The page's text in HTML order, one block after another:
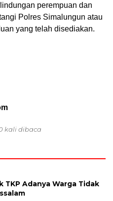
perempuan dan
Polres Simalungun atau
yang telah disediakan.
kali dibaca
TKP Adanya Warga Tidak